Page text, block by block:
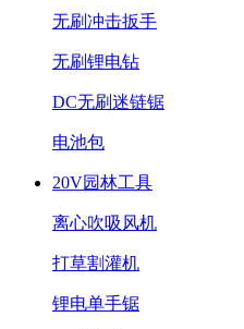
无刷冲击扳手
无刷锂电钻
DC无刷迷链锯
电池包
20V园林工具
离心吹吸风机
打草割灌机
锂电单手锯